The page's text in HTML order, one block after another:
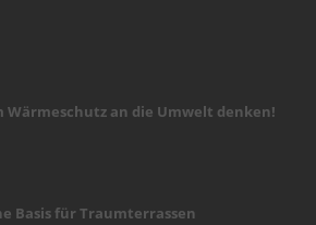
Wärmeschutz an die Umwelt denken!
Basis für Traumterrassen